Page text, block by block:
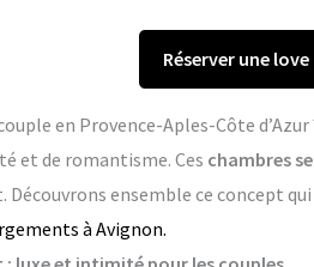
Réserver une
en Provence-Aples-Côte d’Azur
et de romantisme. Ces chambres
Découvrons ensemble ce concept
à Avignon.